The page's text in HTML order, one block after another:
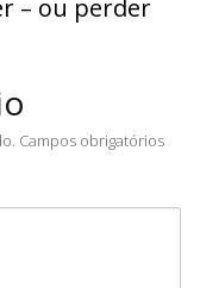
– ou perder
Campos obrigatórios